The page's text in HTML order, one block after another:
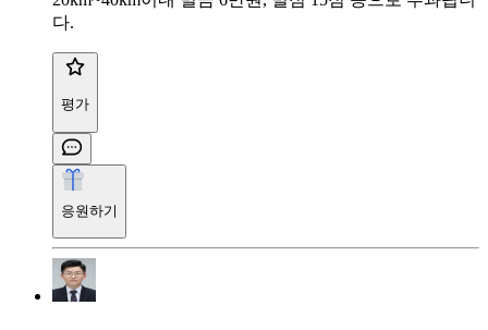
다.
평가
응원하기